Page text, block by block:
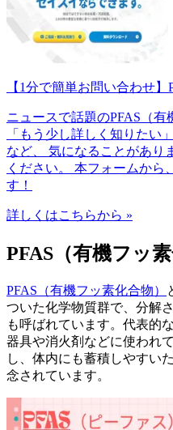
【1分で簡単お問い合わせ】
ニュースで話題のPFAS（有
「もう少し詳しく知りたい
など、 気になることがあり
ください。 本フォームから
す！
詳しくはこちらから »
PFAS（有機フッ
PFAS（有機フッ素化合物）
ついた化学物質群で、分解
も呼ばれています。代表的
器具や消火剤などに使われ
し、体内にも蓄積しやすい
念されています。